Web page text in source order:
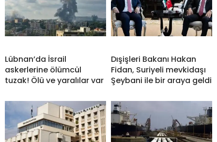
Lübnan’da İsrail
askerlerine ölümcül
tuzak! Ölü ve yaralılar var
Dışişleri Bakanı Hakan
Fidan, Suriyeli mevkidaşı
Şeybani ile bir araya geldi